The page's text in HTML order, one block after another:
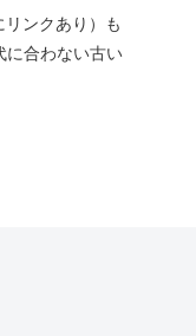
ンクあり）も
に合わない古い